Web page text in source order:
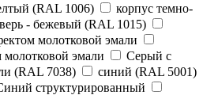
(RAL 1006)
корпус темно-
- бежевый (RAL 1015)
молотковой эмали
молотковой эмали
Серый с
(RAL 7038)
синий (RAL 5001)
структурированный